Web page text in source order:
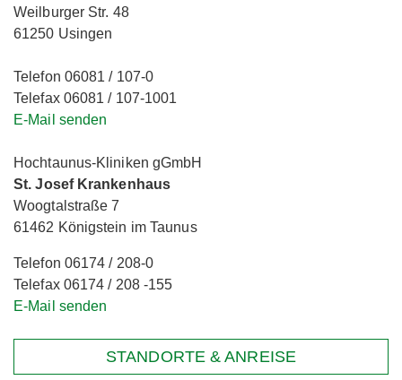
Weilburger Str. 48
61250 Usingen
Telefon 06081 / 107-0
Telefax 06081 / 107-1001
E-Mail senden
Hochtaunus-Kliniken gGmbH
St. Josef Krankenhaus
Woogtalstraße 7
61462 Königstein im Taunus
Telefon 06174 / 208-0
Telefax 06174 / 208 -155
E-Mail senden
STANDORTE & ANREISE